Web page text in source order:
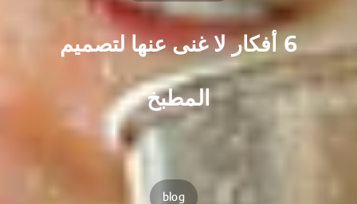
6 أفكار لا غنى عنها لتصميم
المطبخ
blog